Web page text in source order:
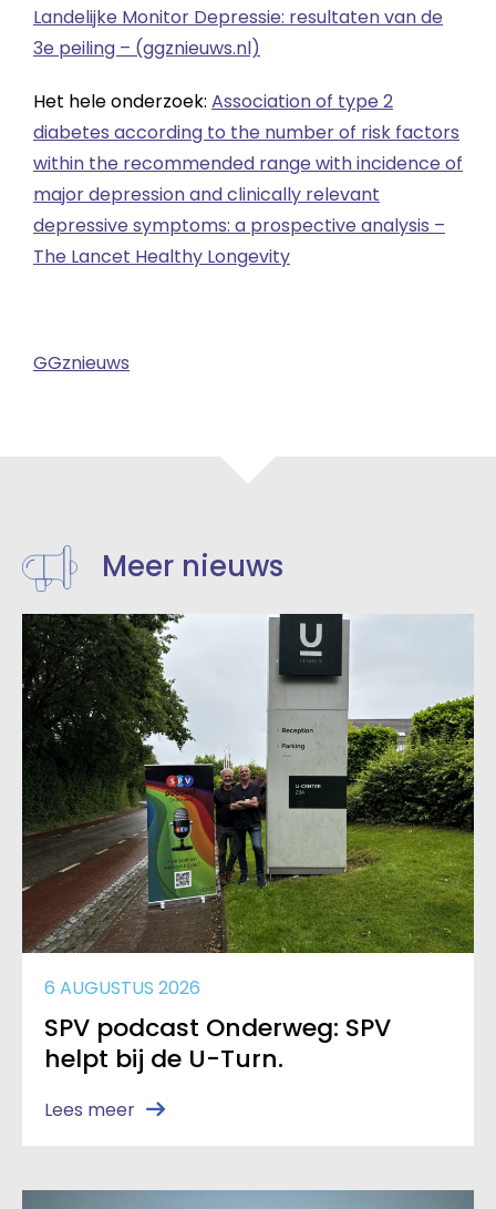
Landelijke Monitor Depressie: resultaten van de
3e peiling – (ggznieuws.nl)
Het hele onderzoek: Association of type 2
diabetes according to the number of risk factors
within the recommended range with incidence of
major depression and clinically relevant
depressive symptoms: a prospective analysis –
The Lancet Healthy Longevity
GGznieuws
Meer nieuws
6 AUGUSTUS 2026
SPV podcast Onderweg: SPV
helpt bij de U-Turn.
Lees meer